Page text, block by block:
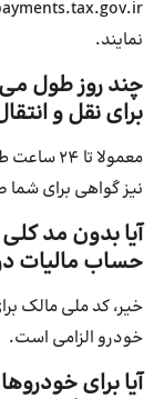
نمایند.
چند روز طول
برای نقل و
معمولا
نیز گواهی برای
حساب مالیات
خیر، کد ملی مالک
خودرو الزامی است.
آیا برای